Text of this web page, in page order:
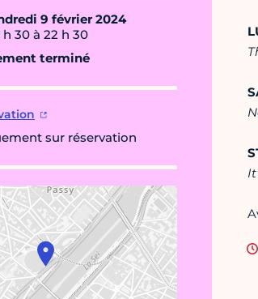
9 février 2024
h 30 à 22 h 30
terminé
sur réservation